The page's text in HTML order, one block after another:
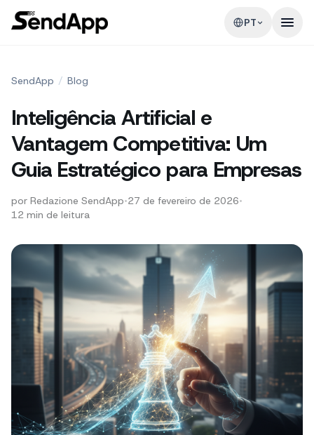
PT
SendApp / Blog
Inteligência Artificial e
Vantagem Competitiva: Um
Guia Estratégico para Empresas
por Redazione SendApp•27 de fevereiro de 2026•
12 min de leitura